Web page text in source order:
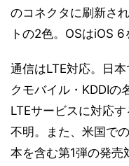
のコネクタに刷新さ
トの2色。OSはiOS 6
通信はLTE対応。日
クモバイル・KDDIの
LTEサービスに対応
不明。また、米国で
本を含む第1弾の発売